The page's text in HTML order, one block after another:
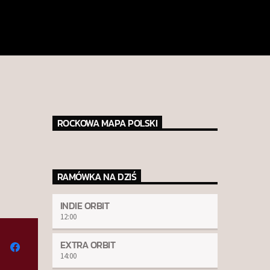
ROCKOWA MAPA POLSKI
RAMÓWKA NA DZIŚ
INDIE ORBIT
12:00
EXTRA ORBIT
14:00